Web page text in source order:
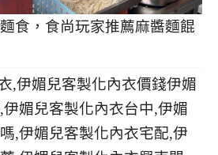
食，食尚玩家推薦麻醬麵餛